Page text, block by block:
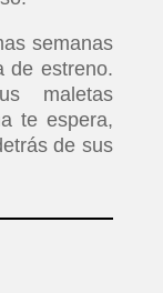
semanas
de estreno.
maletas
te espera,
de sus